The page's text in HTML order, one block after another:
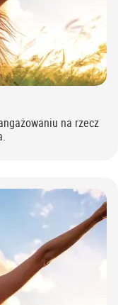
na rzecz